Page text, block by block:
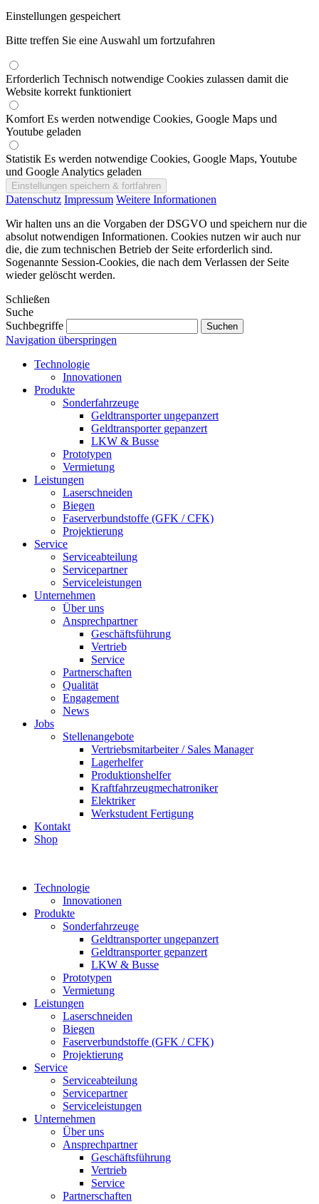
Einstellungen gespeichert
Bitte treffen Sie eine Auswahl um fortzufahren
Erforderlich Technisch notwendige Cookies zulassen damit die
Website korrekt funktioniert
Komfort Es werden notwendige Cookies, Google Maps und
Youtube geladen
Statistik Es werden notwendige Cookies, Google Maps, Youtube
und Google Analytics geladen
Datenschutz Impressum Weitere Informationen
Wir halten uns an die Vorgaben der DSGVO und speichern nur die
absolut notwendigen Informationen. Cookies nutzen wir auch nur
die, die zum technischen Betrieb der Seite erforderlich sind.
Sogenannte Session-Cookies, die nach dem Verlassen der Seite
wieder gelöscht werden.
Schließen
Suche
Suchbegriffe
Navigation überspringen
Technologie
Innovationen
Produkte
Sonderfahrzeuge
Geldtransporter ungepanzert
Geldtransporter gepanzert
LKW & Busse
Prototypen
Vermietung
Leistungen
Laserschneiden
Biegen
Faserverbundstoffe (GFK / CFK)
Projektierung
Service
Serviceabteilung
Servicepartner
Serviceleistungen
Unternehmen
Über uns
Ansprechpartner
Geschäftsführung
Vertrieb
Service
Partnerschaften
Qualität
Engagement
News
Jobs
Stellenangebote
Vertriebsmitarbeiter / Sales Manager
Lagerhelfer
Produktionshelfer
Kraftfahrzeugmechatroniker
Elektriker
Werkstudent Fertigung
Kontakt
Shop
Technologie
Innovationen
Produkte
Sonderfahrzeuge
Geldtransporter ungepanzert
Geldtransporter gepanzert
LKW & Busse
Prototypen
Vermietung
Leistungen
Laserschneiden
Biegen
Faserverbundstoffe (GFK / CFK)
Projektierung
Service
Serviceabteilung
Servicepartner
Serviceleistungen
Unternehmen
Über uns
Ansprechpartner
Geschäftsführung
Vertrieb
Service
Partnerschaften